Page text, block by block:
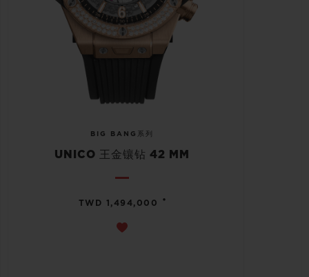
BIG BANG系列
UNICO 王金镶钻 42 MM
TWD 1,494,000 •